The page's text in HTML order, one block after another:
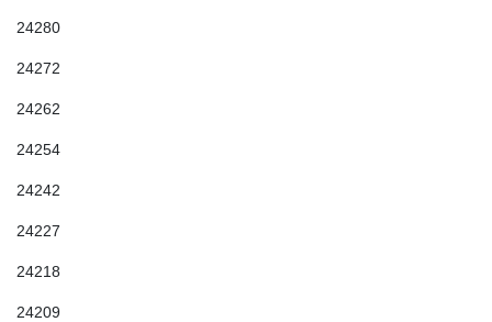
24280
24272
24262
24254
24242
24227
24218
24209